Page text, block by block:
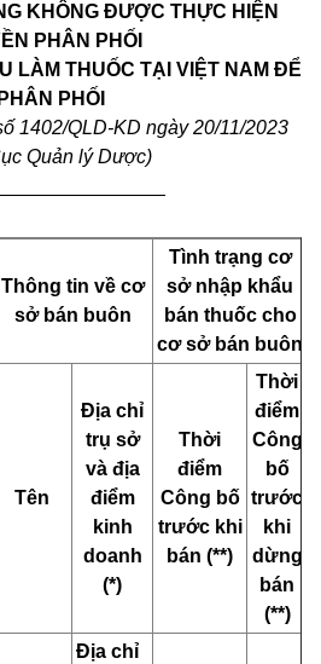
KHÔNG ĐƯỢC THỰC HIỆN
PHÂN PHỐI
LÀM THUỐC TẠI VIỆT NAM ĐỂ
PHÂN PHỐI
1402/QLD-KD ngày 20/11/2023
Quản lý Dược)
Thông tin về cơ
sở bán buôn
Tình trạng cơ
sở nhập khẩu
bán thuốc cho
cơ sở bán buôn
Tên
Địa chỉ
trụ sở
và địa
điểm
kinh
doanh
(*)
Thời
điểm
Công bố
trước khi
bán (**)
Thời
điểm
Công
bố
trước
khi
dừng
bán
(**)
Địa chỉ